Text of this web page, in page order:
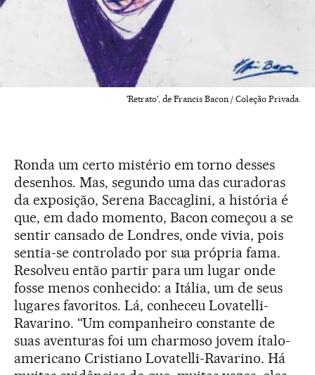
'Retrato', de Francis Bacon / Coleção Privada.
Ronda um certo mistério em torno desses
desenhos. Mas, segundo uma das curadoras
da exposição, Serena Baccaglini, a história é
que, em dado momento, Bacon começou a se
sentir cansado de Londres, onde vivia, pois
sentia-se controlado por sua própria fama.
Resolveu então partir para um lugar onde
fosse menos conhecido: a Itália, um de seus
lugares favoritos. Lá, conheceu Lovatelli-
Ravarino. “Um companheiro constante de
suas aventuras foi um charmoso jovem ítalo-
americano Cristiano Lovatelli-Ravarino. Há